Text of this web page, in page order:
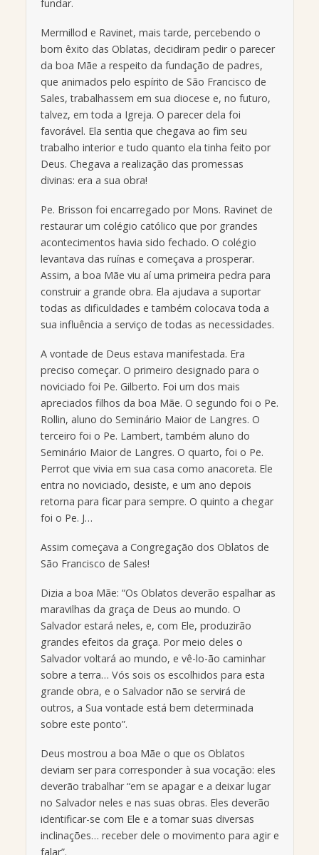
fundar.
Mermillod e Ravinet, mais tarde, percebendo o
bom êxito das Oblatas, decidiram pedir o parecer
da boa Mãe a respeito da fundação de padres,
que animados pelo espírito de São Francisco de
Sales, trabalhassem em sua diocese e, no futuro,
talvez, em toda a Igreja. O parecer dela foi
favorável. Ela sentia que chegava ao fim seu
trabalho interior e tudo quanto ela tinha feito por
Deus. Chegava a realização das promessas
divinas: era a sua obra!
Pe. Brisson foi encarregado por Mons. Ravinet de
restaurar um colégio católico que por grandes
acontecimentos havia sido fechado. O colégio
levantava das ruínas e começava a prosperar.
Assim, a boa Mãe viu aí uma primeira pedra para
construir a grande obra. Ela ajudava a suportar
todas as dificuldades e também colocava toda a
sua influência a serviço de todas as necessidades.
A vontade de Deus estava manifestada. Era
preciso começar. O primeiro designado para o
noviciado foi Pe. Gilberto. Foi um dos mais
apreciados filhos da boa Mãe. O segundo foi o Pe.
Rollin, aluno do Seminário Maior de Langres. O
terceiro foi o Pe. Lambert, também aluno do
Seminário Maior de Langres. O quarto, foi o Pe.
Perrot que vivia em sua casa como anacoreta. Ele
entra no noviciado, desiste, e um ano depois
retorna para ficar para sempre. O quinto a chegar
foi o Pe. J…
Assim começava a Congregação dos Oblatos de
São Francisco de Sales!
Dizia a boa Mãe: “Os Oblatos deverão espalhar as
maravilhas da graça de Deus ao mundo. O
Salvador estará neles, e, com Ele, produzirão
grandes efeitos da graça. Por meio deles o
Salvador voltará ao mundo, e vê-lo-ão caminhar
sobre a terra… Vós sois os escolhidos para esta
grande obra, e o Salvador não se servirá de
outros, a Sua vontade está bem determinada
sobre este ponto”.
Deus mostrou a boa Mãe o que os Oblatos
deviam ser para corresponder à sua vocação: eles
deverão trabalhar “em se apagar e a deixar lugar
no Salvador neles e nas suas obras. Eles deverão
identificar-se com Ele e a tomar suas diversas
inclinações… receber dele o movimento para agir e
falar”.